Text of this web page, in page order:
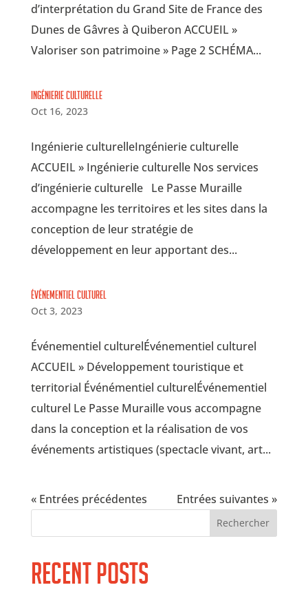
d’interprétation du Grand Site de France des
Dunes de Gâvres à Quiberon ACCUEIL »
Valoriser son patrimoine » Page 2 SCHÉMA...
Ingénierie culturelle
Oct 16, 2023
Ingénierie culturelleIngénierie culturelle
ACCUEIL » Ingénierie culturelle Nos services
d’ingénierie culturelle Le Passe Muraille
accompagne les territoires et les sites dans la
conception de leur stratégie de
développement en leur apportant des...
Événementiel culturel
Oct 3, 2023
Événementiel culturelÉvénementiel culturel
ACCUEIL » Développement touristique et
territorial Événémentiel culturelÉvénementiel
culturel Le Passe Muraille vous accompagne
dans la conception et la réalisation de vos
événements artistiques (spectacle vivant, art...
« Entrées précédentes Entrées suivantes »
Rechercher
Recent Posts